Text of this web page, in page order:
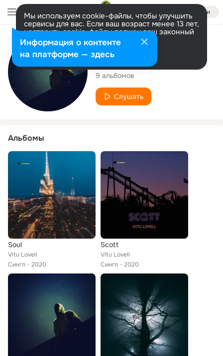
Войти
Мы используем cookie-файлы, чтобы улучшить
сервисы для вас. Если ваш возраст менее 13 лет,
настроить cookie-файлы должен ваш законный
представитель. Больше информации
Разрешить все Настроить
Исполнитель
Vitu Lovell
9 альбомов
Слушать
Альбомы
Soul
Vitu Lovell
Сингл
2020
Scott
Vitu Lovell
Сингл
2020
Информация о контенте
на платформе — здесь